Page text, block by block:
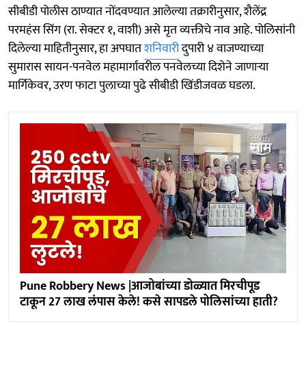
सीबीडी पोलीस ठाण्यात नोंदवण्यात आलेल्या तक्रारीनुसार, शैलेंद्र
परमहंस सिंग (रा. सेक्टर १, वाशी) असे मृत व्यक्तीचे नाव आहे. पोलिसांनी
दिलेल्या माहितीनुसार, हा अपघातशनिवारीदुपारी ४ वाजण्याच्या
सुमारास सायन-पनवेल महामार्गावरील पनवेलच्या दिशेने जाणाऱ्या
मार्गिकेवर, उरण फाटा पुलाच्या पुढे सीबीडी खिंडीजवळ घडला.
Pune Robbery News |आजोबांच्या डोळ्यात मिरचीपूड
टाकून 27 लाख लंपास केले! कसे सापडले पोलिसांच्या हाती?